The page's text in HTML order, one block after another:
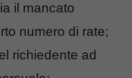
il mancato
numero di rate;
richiedente ad